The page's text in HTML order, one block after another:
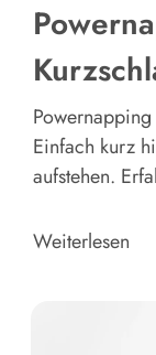
Einfach kurz
aufstehen.
für dein erstes
Weiterlesen